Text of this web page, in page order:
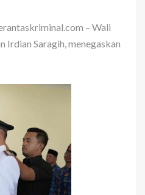
– Wali
Irdian Saragih, menegaskan